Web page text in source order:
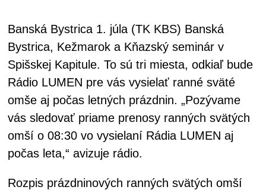
Banská Bystrica 1. júla (TK KBS) Banská
Bystrica, Kežmarok a Kňazský seminár v
Spišskej Kapitule. To sú tri miesta, odkiaľ bude
Rádio LUMEN pre vás vysielať ranné sväté
omše aj počas letných prázdnin. „Pozývame
vás sledovať priame prenosy ranných svätých
omší o 08:30 vo vysielaní Rádia LUMEN aj
počas leta,“ avizuje rádio.
Rozpis prázdninových ranných svätých omší